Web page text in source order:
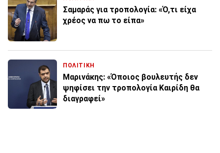
Σαμαράς για τροπολογία: «Ό,τι είχα
χρέος να πω το είπα»
ΠΟΛΙΤΙΚΗ
Μαρινάκης: «Όποιος βουλευτής δεν
ψηφίσει την τροπολογία Καιρίδη θα
διαγραφεί»